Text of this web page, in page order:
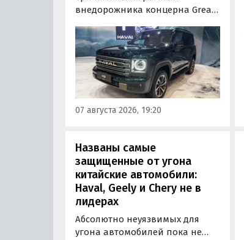
внедорожника концерна Great
калининградском заводе
«Автотор». Речь о Haval H9,
Tank 400 и Tank 500, которые
успешно прошли
сертификацию и получили
Одобрения типа
транспортного средства (ОТТС).
07 августа 2026, 19:20
Названы самые
защищенные от угона
китайские автомобили:
Haval, Geely и Chery не в
лидерах
Абсолютно неуязвимых для
угона автомобилей пока не